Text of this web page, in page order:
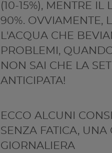
(10-15%), MENTRE IL
90%. OVVIAMENTE,
L'ACQUA CHE
PROBLEMI,
NON SAI CHE LA
ANTICIPATA!
ECCO ALCUNI
SENZA FATICA, UNA
GIORNALIERA